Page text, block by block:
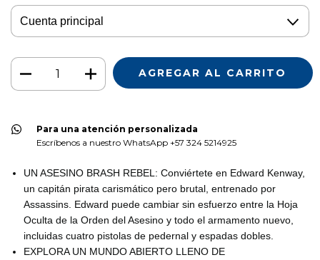
Para una atención personalizada
Escríbenos a nuestro WhatsApp +57 324 5214925
UN ASESINO BRASH REBEL: Conviértete en Edward Kenway,
un capitán pirata carismático pero brutal, entrenado por
Assassins. Edward puede cambiar sin esfuerzo entre la Hoja
Oculta de la Orden del Asesino y todo el armamento nuevo,
incluidas cuatro pistolas de pedernal y espadas dobles.
EXPLORA UN MUNDO ABIERTO LLENO DE